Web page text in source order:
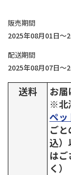
販売期間
2025年08月01日～
配送期間
2025年08月07日～
送料
お届
※北
ペッ
ご
込）
はご
く）